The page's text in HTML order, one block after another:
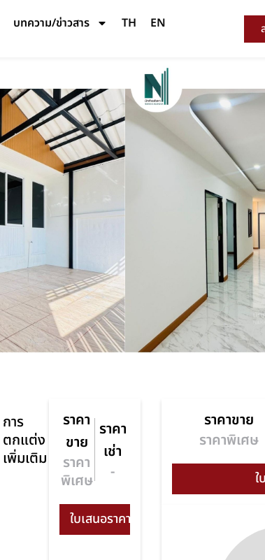
บทความ/ข่าวสาร TH EN
การ
ตกแต่ง
เพิ่มเติม
ราคา
ขาย
ราคา
พิเศษ
ราคา
เช่า
-
ราคาขาย
ราคาพิเศษ